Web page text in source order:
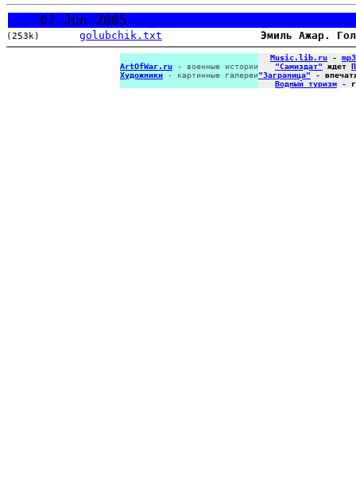
07 Jun 2005
(253k) golubchik.txt Эмиль Ажар.
ArtOfWar.ru - военные истории
Художники - картинные галереи
Music.lib.ru - mp3
"Самиздат" ждет
"Заграница" -
Водный туризм -